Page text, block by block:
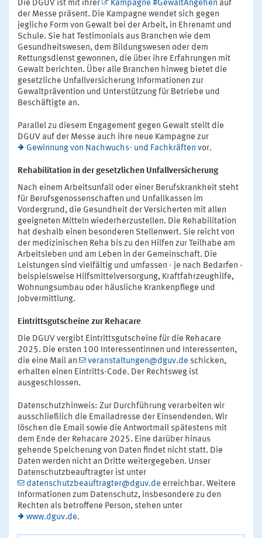
Die DGUV ist mit ihrer Kampagne #GewaltAngehen auf
der Messe präsent. Die Kampagne wendet sich gegen
jegliche Form von Gewalt bei der Arbeit, in Ehrenamt und
Schule. Sie hat Testimonials aus Branchen wie dem
Gesundheitswesen, dem Bildungswesen oder dem
Rettungsdienst gewonnen, die über ihre Erfahrungen mit
Gewalt berichten. Über alle Branchen hinweg bietet die
gesetzliche Unfallversicherung Informationen zur
Gewaltprävention und Unterstützung für Betriebe und
Beschäftigte an.
Parallel zu diesem Engagement gegen Gewalt stellt die
DGUV auf der Messe auch ihre neue Kampagne zur
Gewinnung von Nachwuchs- und Fachkräften vor.
Rehabilitation in der gesetzlichen Unfallversicherung
Nach einem Arbeitsunfall oder einer Berufskrankheit steht
für Berufsgenossenschaften und Unfallkassen im
Vordergrund, die Gesundheit der Versicherten mit allen
geeigneten Mitteln wiederherzustellen. Die Rehabilitation
hat deshalb einen besonderen Stellenwert. Sie reicht von
der medizinischen Reha bis zu den Hilfen zur Teilhabe am
Arbeitsleben und am Leben in der Gemeinschaft. Die
Leistungen sind vielfältig und umfassen - je nach Bedarfen -
beispielsweise Hilfsmittelversorgung, Kraftfahrzeughilfe,
Wohnungsumbau oder häusliche Krankenpflege und
Jobvermittlung.
Eintrittsgutscheine zur Rehacare
Die DGUV vergibt Eintrittsgutscheine für die Rehacare
2025. Die ersten 100 Interessentinnen und Interessenten,
die eine Mail an
veranstaltungen@dguv.de schicken,
erhalten einen Eintritts-Code. Der Rechtsweg ist
ausgeschlossen.
Datenschutzhinweis: Zur Durchführung verarbeiten wir
ausschließlich die Emailadresse der Einsendenden. Wir
löschen die Email sowie die Antwortmail spätestens mit
dem Ende der Rehacare 2025. Eine darüber hinaus
gehende Speicherung von Daten findet nicht statt. Die
Daten werden nicht an Dritte weitergegeben. Unser
Datenschutzbeauftragter ist unter
datenschutzbeauftragter@dguv.de erreichbar. Weitere
Informationen zum Datenschutz, insbesondere zu den
Rechten als betroffene Person, stehen unter
www.dguv.de.